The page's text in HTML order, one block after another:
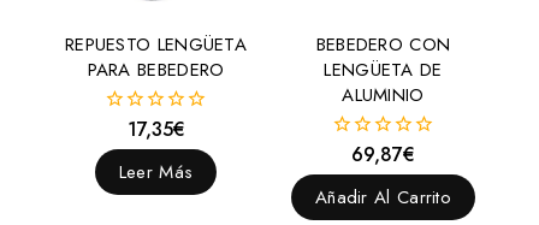
REPUESTO LENGÜETA
PARA BEBEDERO
fuera
de
5
17,35€
Leer Más
BEBEDERO CON
LENGÜETA DE
ALUMINIO
fuera
de
69,87€
Añadir Al Carrito